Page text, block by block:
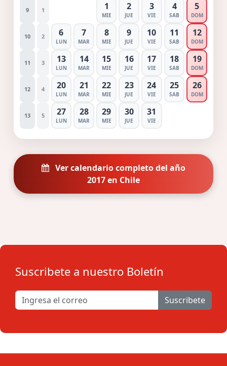
9 1 1
MIE
2
JUE
3
VIE
4
SAB
5
DOM
10 2 6
LUN
7
MAR
8
MIE
9
JUE
10
VIE
11
SAB
12
DOM
11 3 13
LUN
14
MAR
15
MIE
16
JUE
17
VIE
18
SAB
19
DOM
12 4 20
LUN
21
MAR
22
MIE
23
JUE
24
VIE
25
SAB
26
DOM
13 5 27
LUN
28
MAR
29
MIE
30
JUE
31
VIE
Ver calendario completo del año
2017 en Chile
Suscribete a nuestro Boletín
Suscribete